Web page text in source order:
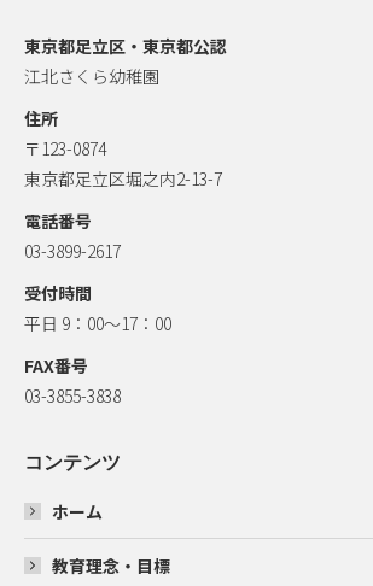
東京都足立区・東京都公認
江北さくら幼稚園
住所
〒123-0874
東京都足立区堀之内2-13-7
電話番号
03-3899-2617
受付時間
平日 9：00～17：00
FAX番号
03-3855-3838
コンテンツ
ホーム
教育理念・目標